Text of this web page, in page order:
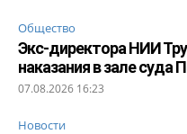
Общество
Экс-директора НИИ
наказания в зале суда
07.08.2026 16:23
Новости